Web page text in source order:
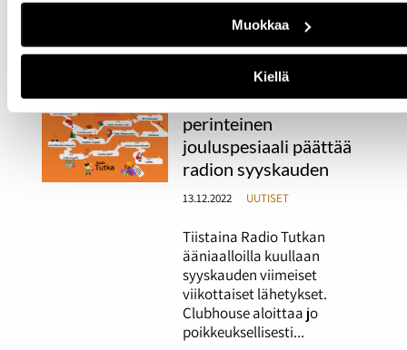
Muokkaa
Kiellä
sekä Suomen yksi suurin
opiskelijatapahtuma
Pikkulaskiainen.
Radio Tutkan
perinteinen
jouluspesiaali päättää
radion syyskauden
13.12.2022 UUTISET
Tiistaina Radio Tutkan
ääniaalloilla kuullaan
syyskauden viimeiset
viikottaiset lähetykset.
Clubhouse aloittaa jo
poikkeuksellisesti...